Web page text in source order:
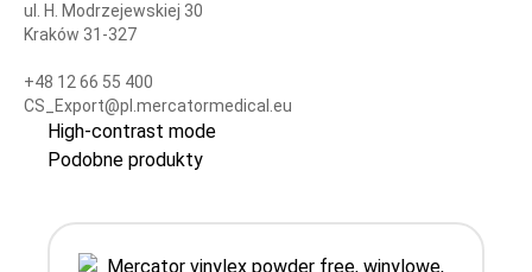
ul. H. Modrzejewskiej 30
Kraków 31-327
+48 12 66 55 400
CS_Export@pl.mercatormedical.eu
High-contrast mode
Podobne produkty